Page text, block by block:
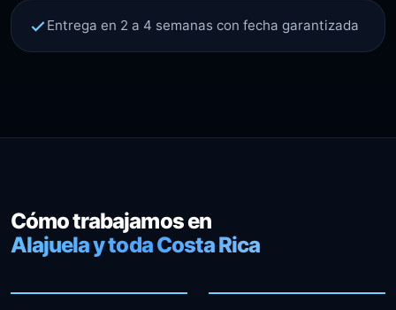
Entrega en 2 a 4 semanas con fecha garantizada
Cómo trabajamos en
Alajuela y toda Costa Rica